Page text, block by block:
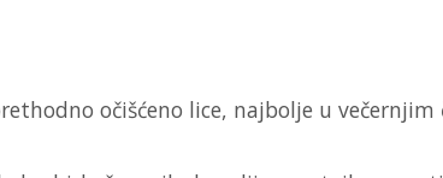
očišćeno lice, najbolje u večernjim